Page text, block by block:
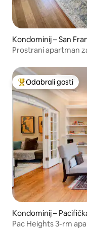
Kondominij – San
Prostrani apartman
Među najviše
Odabrali gosti
Kondominij –
Pac Heights 3-rm